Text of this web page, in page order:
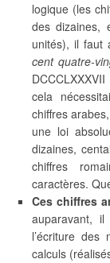
logique (les
des dizaines,
unités), il faut
cent quatre-
cela
chiffres
une loi
dizaines,
chiffres
caractères.
Ces chiffres
auparavant,
l’écriture
calculs